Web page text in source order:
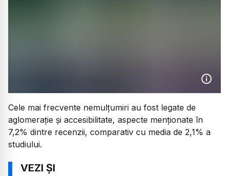
Cele mai frecvente nemulțumiri au fost legate de
aglomerație și accesibilitate, aspecte menționate în
7,2% dintre recenzii, comparativ cu media de 2,1% a
studiului.